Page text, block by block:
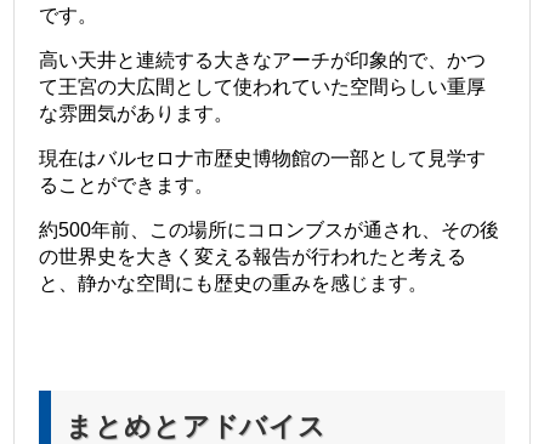
です。
高い天井と連続する大きなアーチが印象的で、かつ
て王宮の大広間として使われていた空間らしい重厚
な雰囲気があります。
現在はバルセロナ市歴史博物館の一部として見学す
ることができます。
約500年前、この場所にコロンブスが通され、その後
の世界史を大きく変える報告が行われたと考える
と、静かな空間にも歴史の重みを感じます。
まとめとアドバイス